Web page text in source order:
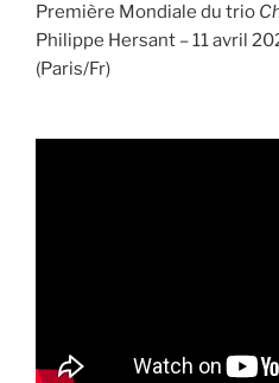
Première Mondiale du trio
Philippe Hersant – 11 avril
(Paris/Fr)